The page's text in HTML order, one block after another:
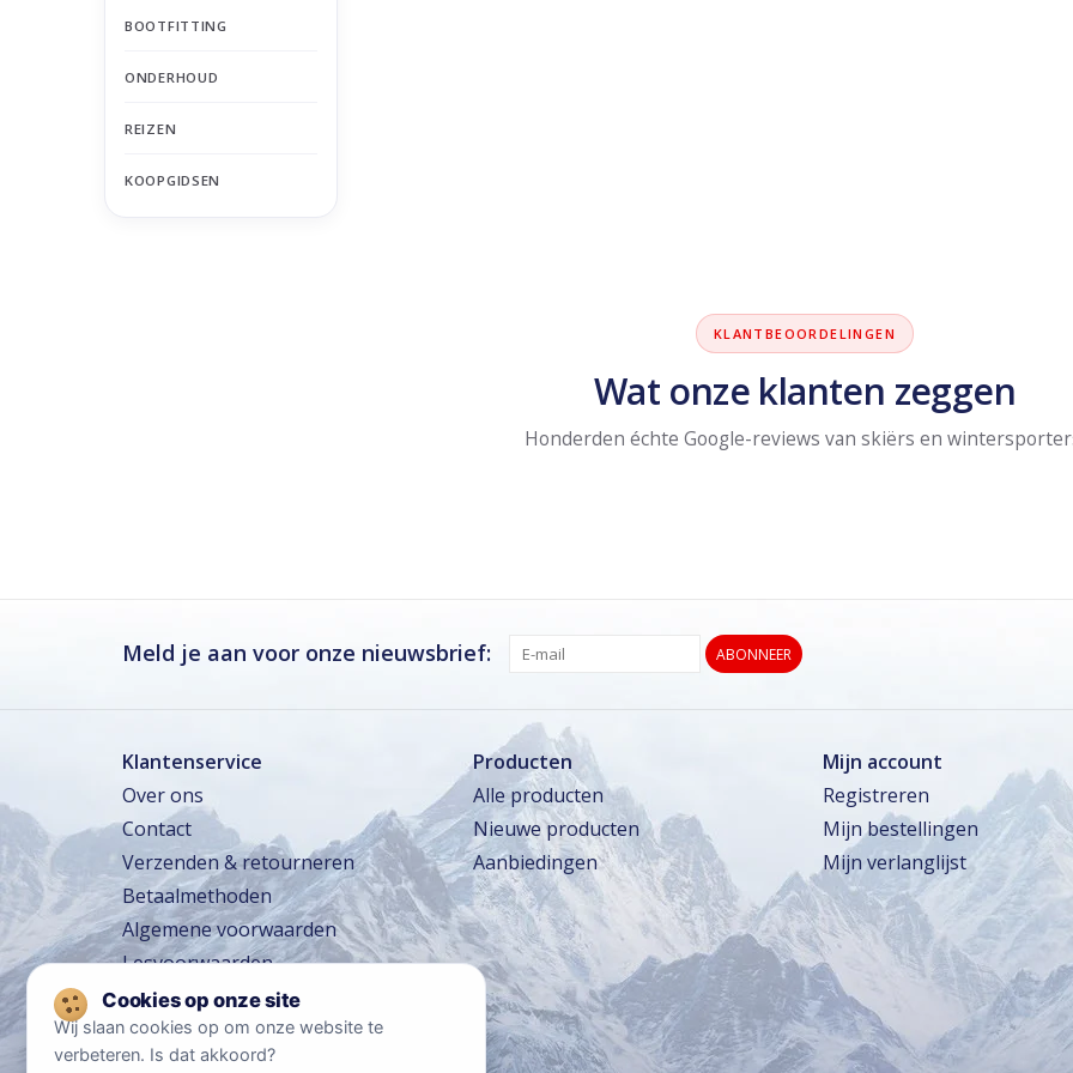
BOOTFITTING
ONDERHOUD
REIZEN
KOOPGIDSEN
KLANTBEOORDELINGEN
Wat onze klanten zeggen
Honderden échte Google-reviews van skiërs en
Meld je aan voor onze nieuwsbrief: ABONNEER
Klantenservice
Over ons
Contact
Verzenden & retourneren
Betaalmethoden
Algemene voorwaarden
Lesvoorwaarden
Reisvoorwaarden
Privacy policy
Disclaimer
Producten
Alle producten
Nieuwe producten
Aanbiedingen
Mijn account
Registreren
Mijn bestellingen
Mijn verlanglijst
Wij slaan cookies op om onze website te
verbeteren. Is dat akkoord?
Gesloten
TOT 16 AUG Zomervakantie
Gesloten
13 SEP – 16 SEP Winkeltraining
Beperkt geopend
14 OKT – 17 OKT Lerarentraining
Beperkt geopend
24 DEC Kerstavond